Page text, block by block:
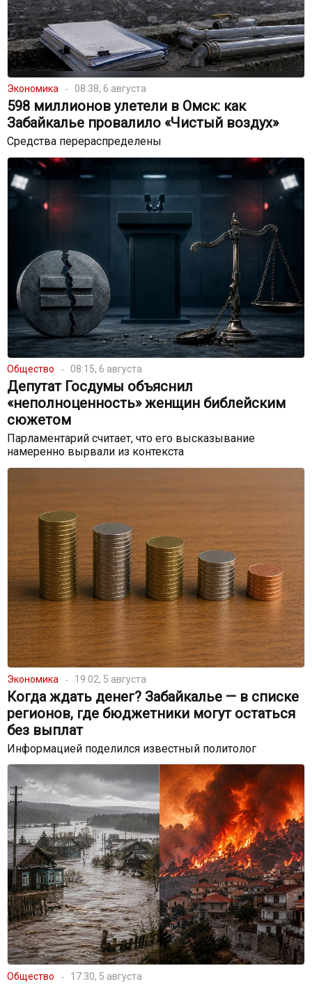
Экономика 08:38, 6 августа
598 миллионов улетели в Омск: как
Забайкалье провалило «Чистый воздух»
Средства перераспределены
Общество 08:15, 6 августа
Депутат Госдумы объяснил
«неполноценность» женщин библейским
сюжетом
Парламентарий считает, что его высказывание
намеренно вырвали из контекста
Экономика 19:02, 5 августа
Когда ждать денег? Забайкалье — в списке
регионов, где бюджетники могут остаться
без выплат
Информацией поделился известный политолог
Общество 17:30, 5 августа